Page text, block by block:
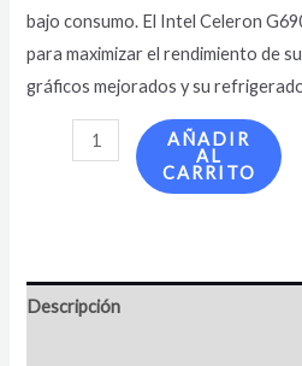
bajo consumo. El Intel Celeron
para maximizar el rendimiento de
gráficos mejorados y su
AÑADIR
AL
CARRITO
Descripción